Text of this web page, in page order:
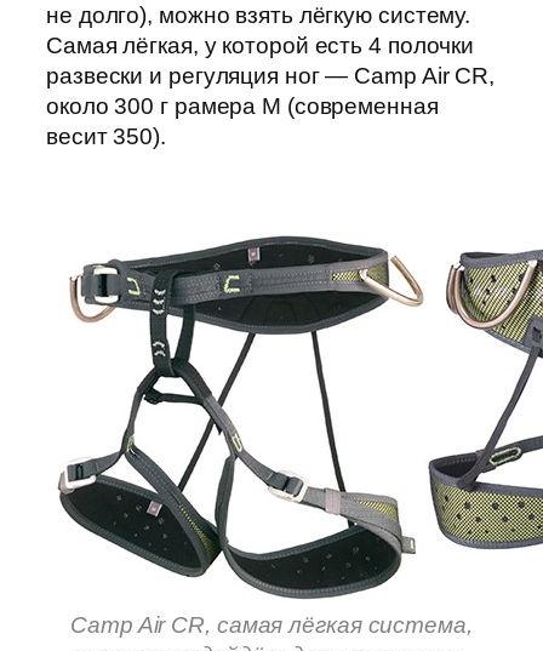
не долго), можно взять лёгкую систему.
Самая лёгкая, у которой есть 4 полочки
развески и регуляция ног — Camp Air CR,
около 300 г рамера М (современная
весит 350).
Camp Air CR, самая лёгкая система,